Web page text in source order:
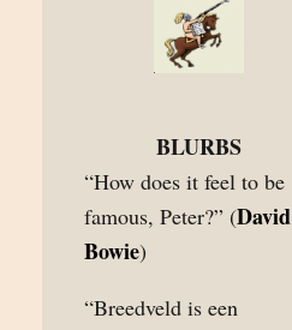
BLURBS
“How does it feel to be
famous, Peter?” (David
Bowie)
“Breedveld is een